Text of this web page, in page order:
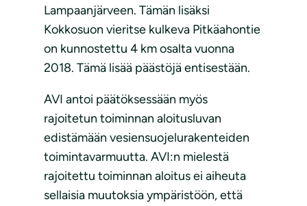
Lampaanjärveen. Tämän lisäksi
Kokkosuon vieritse kulkeva Pitkäahontie
on kunnostettu 4 km osalta vuonna
2018. Tämä lisää päästöjä entisestään.
AVI antoi päätöksessään myös
rajoitetun toiminnan aloitusluvan
edistämään vesiensuojelurakenteiden
toimintavarmuutta. AVI:n mielestä
rajoitettu toiminnan aloitus ei aiheuta
sellaisia muutoksia ympäristöön, että